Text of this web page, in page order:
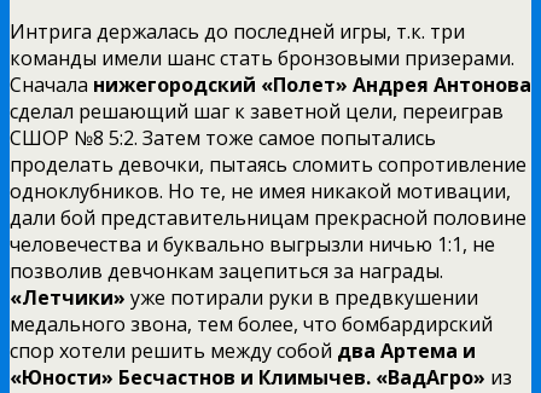
Интрига держалась до последней игры, т.к. три
команды имели шанс стать бронзовыми призерами.
Сначала нижегородский «Полет» Андрея Антонова
сделал решающий шаг к заветной цели, переиграв
СШОР №8 5:2. Затем тоже самое попытались
проделать девочки, пытаясь сломить сопротивление
одноклубников. Но те, не имея никакой мотивации,
дали бой представительницам прекрасной половине
человечества и буквально выгрызли ничью 1:1, не
позволив девчонкам зацепиться за награды.
«Летчики» уже потирали руки в предвкушении
медального звона, тем более, что бомбардирский
спор хотели решить между собой два Артема и
«Юности» Бесчастнов и Климычев. «ВадАгро» из